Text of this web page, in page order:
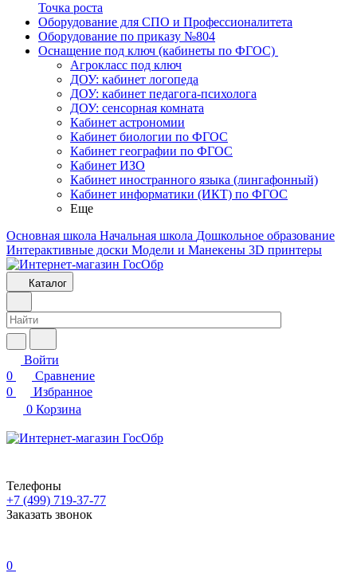
Точка роста
Оборудование для СПО и Профессионалитета
Оборудование по приказу №804
Оснащение под ключ (кабинеты по ФГОС)
Агрокласс под ключ
ДОУ: кабинет логопеда
ДОУ: кабинет педагога-психолога
ДОУ: сенсорная комната
Кабинет астрономии
Кабинет биологии по ФГОС
Кабинет географии по ФГОС
Кабинет ИЗО
Кабинет иностранного языка (лингафонный)
Кабинет информатики (ИКТ) по ФГОС
Еще
Основная школа Начальная школа Дошкольное образование
Интерактивные доски Модели и Манекены 3D принтеры
Каталог
Войти
0
Сравнение
0
Избранное
0 Корзина
Телефоны
+7 (499) 719-37-77
Заказать звонок
0